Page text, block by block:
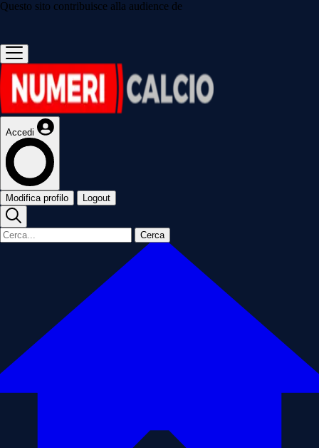
Questo sito contribuisce alla audience de
Accedi
Modifica profilo Logout
Cerca